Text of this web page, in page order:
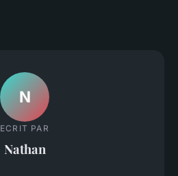
N
ECRIT PAR
Nathan